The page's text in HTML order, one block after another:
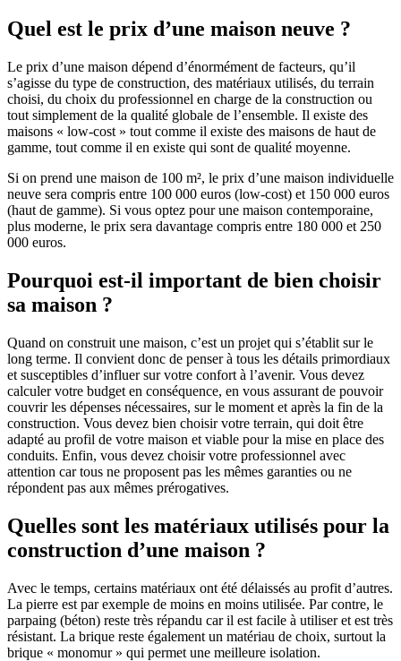
Quel est le prix d’une maison neuve ?
Le prix d’une maison dépend d’énormément de facteurs, qu’il
s’agisse du type de construction, des matériaux utilisés, du terrain
choisi, du choix du professionnel en charge de la construction ou
tout simplement de la qualité globale de l’ensemble. Il existe des
maisons « low-cost » tout comme il existe des maisons de haut de
gamme, tout comme il en existe qui sont de qualité moyenne.
Si on prend une maison de 100 m², le prix d’une maison individuelle
neuve sera compris entre 100 000 euros (low-cost) et 150 000 euros
(haut de gamme). Si vous optez pour une maison contemporaine,
plus moderne, le prix sera davantage compris entre 180 000 et 250
000 euros.
Pourquoi est-il important de bien choisir
sa maison ?
Quand on construit une maison, c’est un projet qui s’établit sur le
long terme. Il convient donc de penser à tous les détails primordiaux
et susceptibles d’influer sur votre confort à l’avenir. Vous devez
calculer votre budget en conséquence, en vous assurant de pouvoir
couvrir les dépenses nécessaires, sur le moment et après la fin de la
construction. Vous devez bien choisir votre terrain, qui doit être
adapté au profil de votre maison et viable pour la mise en place des
conduits. Enfin, vous devez choisir votre professionnel avec
attention car tous ne proposent pas les mêmes garanties ou ne
répondent pas aux mêmes prérogatives.
Quelles sont les matériaux utilisés pour la
construction d’une maison ?
Avec le temps, certains matériaux ont été délaissés au profit d’autres.
La pierre est par exemple de moins en moins utilisée. Par contre, le
parpaing (béton) reste très répandu car il est facile à utiliser et est très
résistant. La brique reste également un matériau de choix, surtout la
brique « monomur » qui permet une meilleure isolation.